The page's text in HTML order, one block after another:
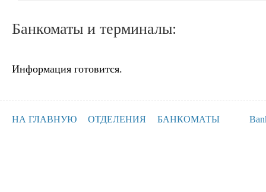
Банкоматы и терминалы:
Информация готовится.
НА ГЛАВНУЮ ОТДЕЛЕНИЯ БАНКОМАТЫ